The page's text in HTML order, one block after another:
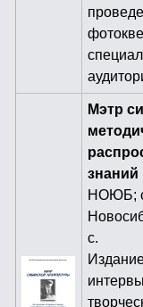
Мэтр
НОЮБ;
с.